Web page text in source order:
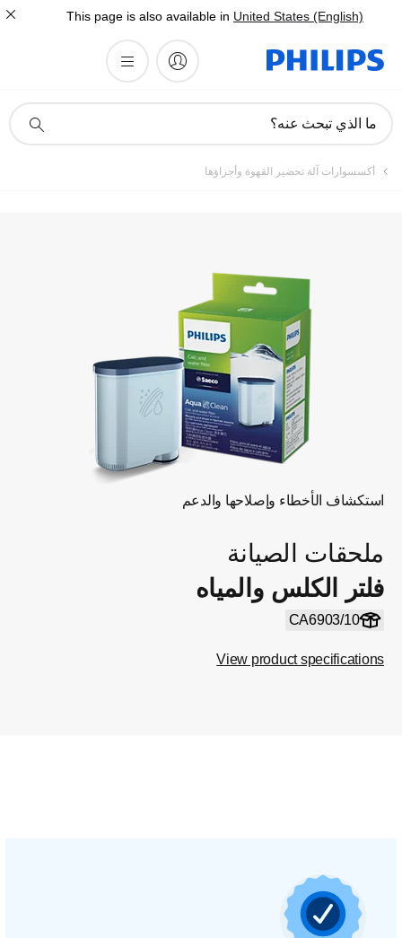
This page is also available in United States (English)
دعم
ما الذي تبحث عنه؟
أكسسوارات آلة تحضير القهوة وأجزاؤها
استكشاف الأخطاء وإصلاحها والدعم
ملحقات الصيانة
فلتر الكلس والمياه
CA6903/10
View product specifications